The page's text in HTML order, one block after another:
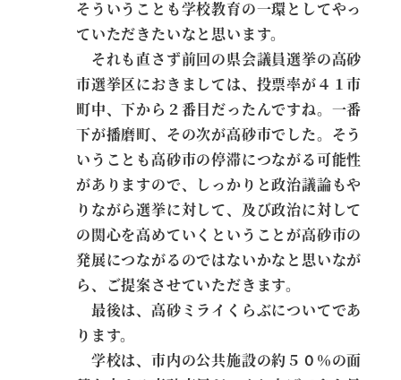
そういうことも学校教育の一環としてやっ
ていただきたいなと思います。
それも直さず前回の県会議員選挙の高砂
市選挙区におきましては、投票率が４１市
町中、下から２番目だったんですね。一番
下が播磨町、その次が高砂市でした。そう
いうことも高砂市の停滞につながる可能性
がありますので、しっかりと政治議論もや
りながら選挙に対して、及び政治に対して
の関心を高めていくということが高砂市の
発展につながるのではないかなと思いなが
ら、ご提案させていただきます。
最後は、高砂ミライくらぶについてであ
ります。
学校は、市内の公共施設の約５０％の面